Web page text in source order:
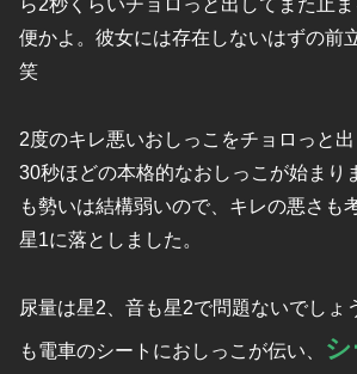
ら2秒くらいチョロっと出してまた止
便かよ。彼女には存在しないはずの前
笑
2度のキレ悪いおしっこをチョロっと
30秒ほどの本格的なおしっこが始まり
も勢いは結構弱いので、キレの悪さも
星1に落としました。
尿量は星2、音も星2で問題ないでしょ
も電車のシートにおしっこが伝い、